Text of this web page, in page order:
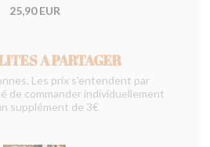
25,90 EUR
A PARTAGER
Les prix s'entendent par
de commander individuellement
supplément de 3€